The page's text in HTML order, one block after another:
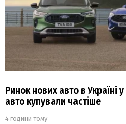
Ринок нових авто в Україні
авто купували частіше
4 години тому